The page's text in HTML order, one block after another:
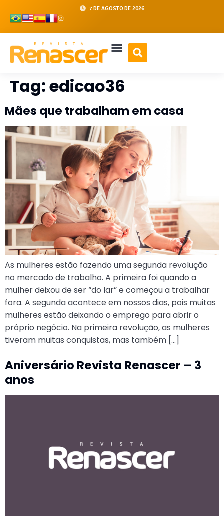
7 DE AGOSTO DE 2026
Tag:edicao36
Mães que trabalham em casa
As mulheres estão fazendo uma segunda revolução
no mercado de trabalho. A primeira foi quando a
mulher deixou de ser “do lar” e começou a trabalhar
fora. A segunda acontece em nossos dias, pois muitas
mulheres estão deixando o emprego para abrir o
próprio negócio. Na primeira revolução, as mulheres
tiveram muitas conquistas, mas também […]
Aniversário Revista Renascer – 3
anos